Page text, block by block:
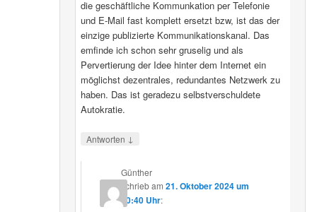
die geschäftliche Kommunkation per Telefonie
und E-Mail fast komplett ersetzt bzw, ist das der
einzige publizierte Kommunikationskanal. Das
emfinde ich schon sehr gruselig und als
Pervertierung der Idee hinter dem Internet ein
möglichst dezentrales, redundantes Netzwerk zu
haben. Das ist geradezu selbstverschuldete
Autokratie.
Antworten ↓
Günther
schriebam21. Oktober 2024 um
00:40 Uhr: